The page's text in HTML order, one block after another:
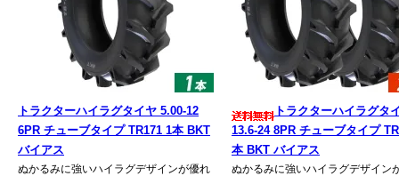
トラクターハイラグタイヤ 5.00-12
6PR チューブタイプ TR171 1本 BKT
バイアス
ぬかるみに強いハイラグデザインが優れ
トラクターハイラグタ
13.6-24 8PR チューブタイプ
本 BKT バイアス
ぬかるみに強いハイラグデザイン